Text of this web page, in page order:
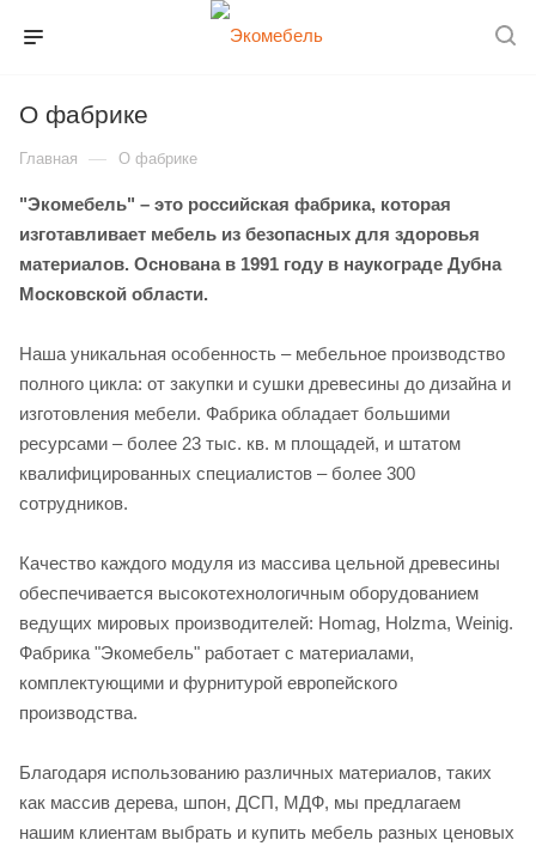
О фабрике
Главная — О фабрике
"Экомебель" – это российская фабрика, которая
изготавливает мебель из безопасных для здоровья
материалов. Основана в 1991 году в наукограде Дубна
Московской области.
Наша уникальная особенность – мебельное производство
полного цикла: от закупки и сушки древесины до дизайна и
изготовления мебели. Фабрика обладает большими
ресурсами – более 23 тыс. кв. м площадей, и штатом
квалифицированных специалистов – более 300
сотрудников.
Качество каждого модуля из массива цельной древесины
обеспечивается высокотехнологичным оборудованием
ведущих мировых производителей: Homag, Holzma, Weinig.
Фабрика "Экомебель" работает с материалами,
комплектующими и фурнитурой европейского
производства.
Благодаря использованию различных материалов, таких
как массив дерева, шпон, ДСП, МДФ, мы предлагаем
нашим клиентам выбрать и купить мебель разных ценовых